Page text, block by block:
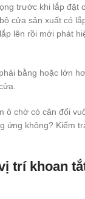
trước khi lắp đặt
cửa sản xuất có
lên rồi mới phát
bằng hoặc lớn
ô chờ có cân đối
ứng không? Kiểm
trí khoan